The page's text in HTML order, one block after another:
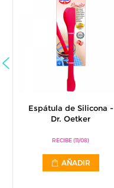
Espátula de Silicona -
Dr. Oetker
RECIBE (11/08)
AÑADIR